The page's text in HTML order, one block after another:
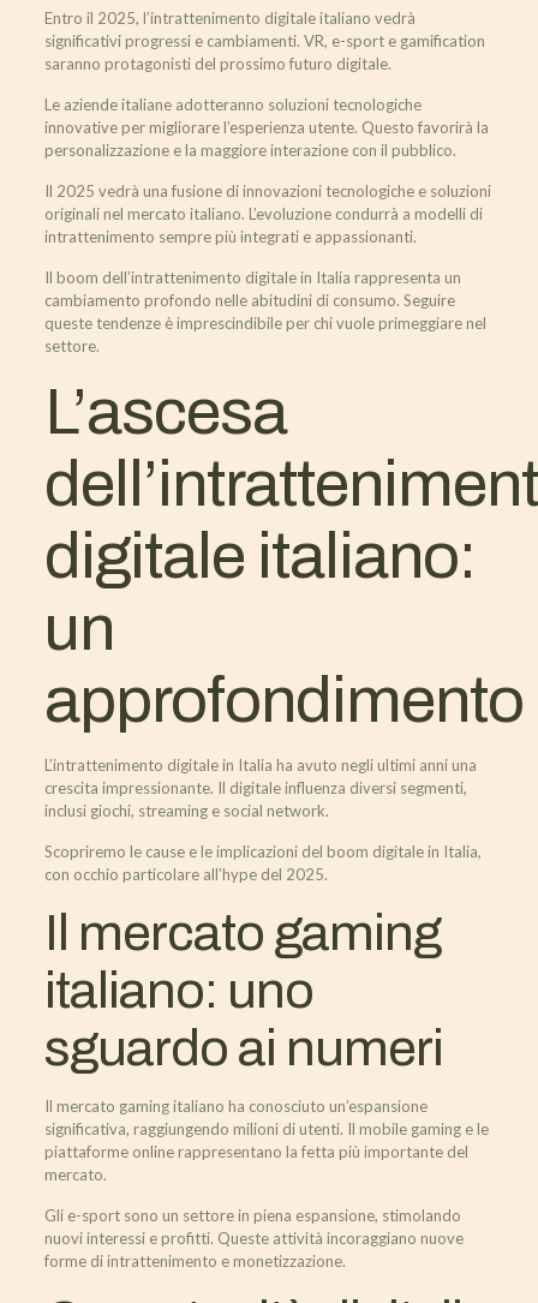
Entro il 2025, l’intrattenimento digitale italiano vedrà
significativi progressi e cambiamenti. VR, e-sport e gamification
saranno protagonisti del prossimo futuro digitale.
Le aziende italiane adotteranno soluzioni tecnologiche
innovative per migliorare l’esperienza utente. Questo favorirà la
personalizzazione e la maggiore interazione con il pubblico.
Il 2025 vedrà una fusione di innovazioni tecnologiche e soluzioni
originali nel mercato italiano. L’evoluzione condurrà a modelli di
intrattenimento sempre più integrati e appassionanti.
Il boom dell’intrattenimento digitale in Italia rappresenta un
cambiamento profondo nelle abitudini di consumo. Seguire
queste tendenze è imprescindibile per chi vuole primeggiare nel
settore.
L’ascesa
digitale italiano:
un
approfondimento
L’intrattenimento digitale in Italia ha avuto negli ultimi anni una
crescita impressionante. Il digitale influenza diversi segmenti,
inclusi giochi, streaming e social network.
Scopriremo le cause e le implicazioni del boom digitale in Italia,
con occhio particolare all’hype del 2025.
Il mercato gaming
italiano: uno
sguardo ai numeri
Il mercato gaming italiano ha conosciuto un’espansione
significativa, raggiungendo milioni di utenti. Il mobile gaming e le
piattaforme online rappresentano la fetta più importante del
mercato.
Gli e-sport sono un settore in piena espansione, stimolando
nuovi interessi e profitti. Queste attività incoraggiano nuove
forme di intrattenimento e monetizzazione.